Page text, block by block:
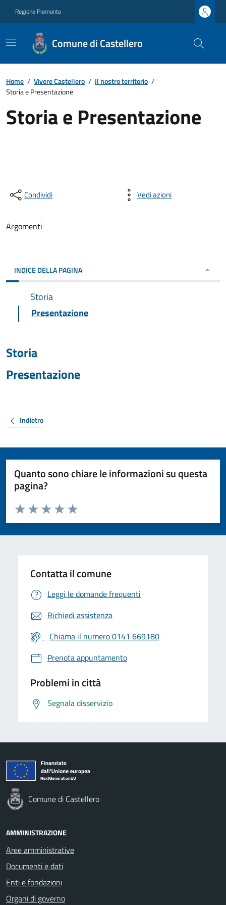
Regione Piemonte
Comune di Castellero
Home / Vivere Castellero / Il nostro territorio /
Storia e Presentazione
Storia e Presentazione
Condividi Vedi azioni
Argomenti
INDICE DELLA PAGINA
Storia
Presentazione
Storia
Presentazione
Indietro
Quanto sono chiare le informazioni su questa
pagina?
Valuta da 1 a 5 stelle la pagina
Valuta 5 stelle su 5
Valuta 4 stelle su 5
Valuta 3 stelle su 5
Valuta 2 stelle su 5
Valuta 1 stelle su 5
Contatta il comune
Leggi le domande frequenti
Richiedi assistenza
Chiama il numero 0141 669180
Prenota appuntamento
Problemi in città
Segnala disservizio
Comune di Castellero
AMMINISTRAZIONE
Aree amministrative
Documenti e dati
Enti e fondazioni
Organi di governo